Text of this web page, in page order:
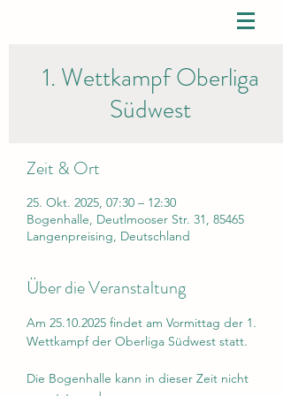
1. Wettkampf Oberliga
Südwest
Zeit & Ort
25. Okt. 2025, 07:30 – 12:30
Bogenhalle, Deutlmooser Str. 31, 85465
Langenpreising, Deutschland
Über die Veranstaltung
Am 25.10.2025 findet am Vormittag der 1.
Wettkampf der Oberliga Südwest statt.
Die Bogenhalle kann in dieser Zeit nicht